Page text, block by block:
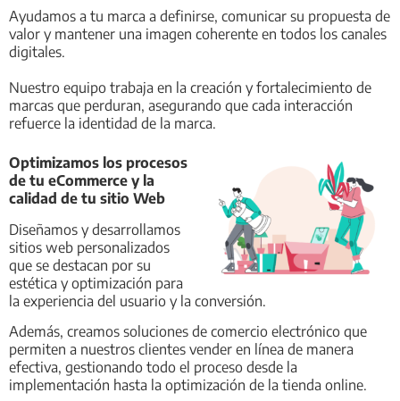
Ayudamos a tu marca a definirse, comunicar su propuesta de
valor y mantener una imagen coherente en todos los canales
digitales.
Nuestro equipo trabaja en la creación y fortalecimiento de
marcas que perduran, asegurando que cada interacción
refuerce la identidad de la marca.
Optimizamos los procesos
de tu eCommerce y la
calidad de tu sitio Web
Diseñamos y desarrollamos
sitios web personalizados
que se destacan por su
estética y optimización para
la experiencia del usuario y la conversión.
Además, creamos soluciones de comercio electrónico que
permiten a nuestros clientes vender en línea de manera
efectiva, gestionando todo el proceso desde la
implementación hasta la optimización de la tienda online.